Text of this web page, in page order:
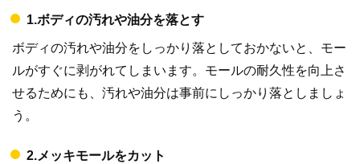
1.ボディの汚れや油分を落とす
ボディの汚れや油分をしっかり落としておかないと、モー
ルがすぐに剥がれてしまいます。モールの耐久性を向上さ
せるためにも、汚れや油分は事前にしっかり落としましょ
う。
2.メッキモールをカット